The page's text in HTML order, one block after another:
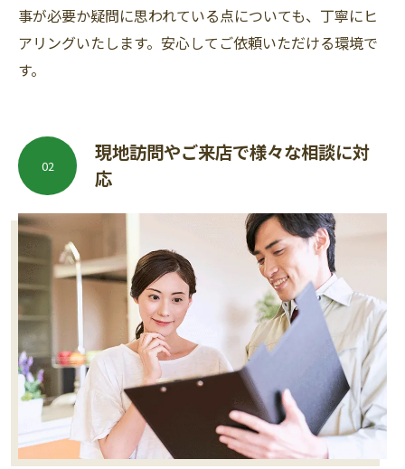
事が必要か疑問に思われている点についても、丁寧にヒ
アリングいたします。安心してご依頼いただける環境で
す。
現地訪問やご来店で様々な相談に対
応
02